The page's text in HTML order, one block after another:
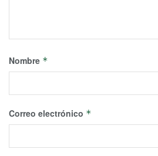
Nombre *
Correo electrónico *